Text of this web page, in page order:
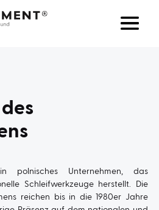
Unternehmen, das
Schleifwerkzeuge herstellt. Die
reichen bis in die 1980er Jahre